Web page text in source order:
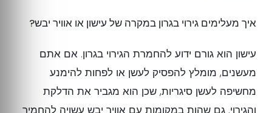
איך מעלימים גירוי בגרון במקרה של עישון או אוויר יבש?
עישון הוא גורם ידוע להחמרת הגירוי בגרון. אם אתם
מעשנים, מומלץ להפסיק לעשן או לפחות להימנע
מחשיפה לעשן סיגריות, שכן הוא מגביר את הדלקת